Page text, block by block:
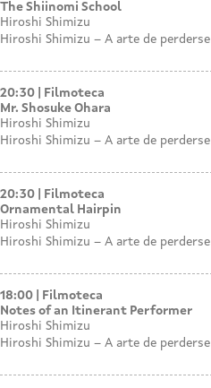
The Shiinomi School
Hiroshi Shimizu
Hiroshi Shimizu – A arte de perderse
20:30
Filmoteca
Mr. Shosuke Ohara
Hiroshi Shimizu
Hiroshi Shimizu – A arte de perderse
20:30
Filmoteca
Ornamental Hairpin
Hiroshi Shimizu
Hiroshi Shimizu – A arte de perderse
18:00
Filmoteca
Notes of an Itinerant Performer
Hiroshi Shimizu
Hiroshi Shimizu – A arte de perderse